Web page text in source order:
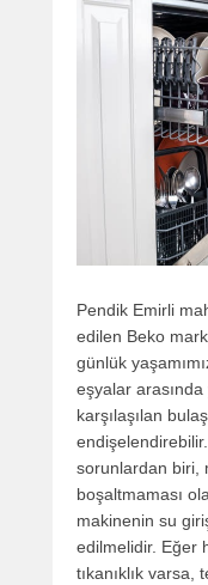
Pendik Emirli
edilen Beko
günlük
eşyalar
karşılaşılan
sorunlardan biri,
boşaltmaması
makinenin su
edilmelidir. Eğer
tıkanıklık